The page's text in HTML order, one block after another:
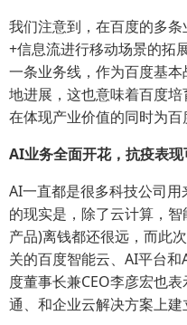
我们注意到，在百度的多
+信息流进行移动场景的拓
一条业务线，作为百度基本
地进展，这也意味着百度培
在体现产业价值的同时为百
AI业务全面开花，抗疫表现
AI一直都是很多科技公司
的现实是，除了云计算，
产品)离钱都还很远，而此
关的百度智能云、AI平台
度董事长兼CEO李彦宏也
通、和企业云解决方案上